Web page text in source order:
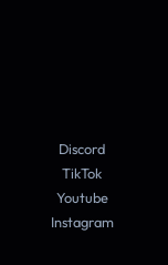
Discord
TikTok
Youtube
Instagram